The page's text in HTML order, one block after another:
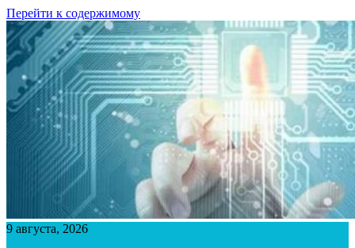
Перейти к содержимому
9 августа, 2026